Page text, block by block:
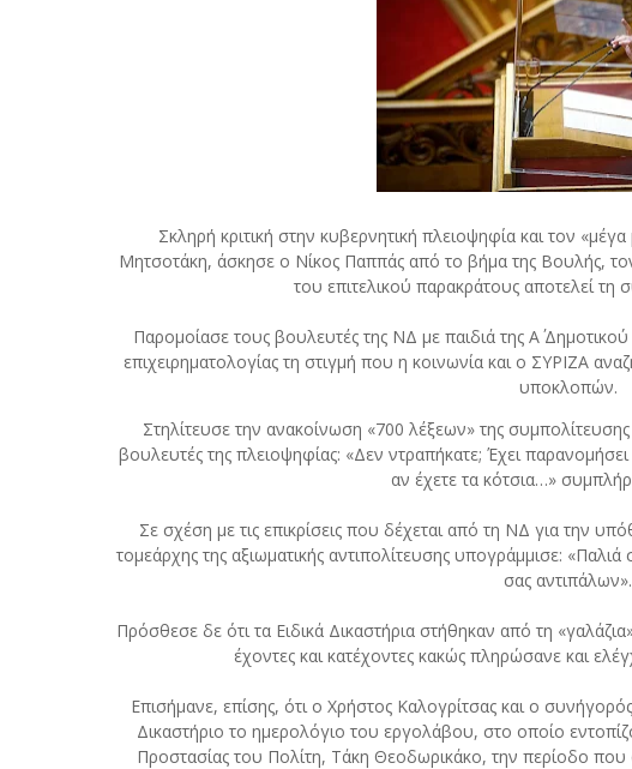
Σκληρή κριτική στην κυβερνητική πλειοψηφία και τον
Μητσοτάκη, άσκησε ο Νίκος Παππάς από το βήμα της Βουλής,
του επιτελικού παρακράτους αποτελεί τη
Παρομοίασε τους βουλευτές της ΝΔ με παιδιά της Α΄
επιχειρηματολογίας τη στιγμή που η κοινωνία και ο ΣΥΡΙΖΑ
υποκλοπών.
Στηλίτευσε την ανακοίνωση «700 λέξεων» της
βουλευτές της πλειοψηφίας: «Δεν ντραπήκατε; Έχει
αν έχετε τα κότσια…»
Σε σχέση με τις επικρίσεις που δέχεται από τη ΝΔ για την
τομεάρχης της αξιωματικής αντιπολίτευσης υπογράμμισε:
σας αντιπάλων».
Πρόσθεσε δε ότι τα Ειδικά Δικαστήρια στήθηκαν από τη
έχοντες και κατέχοντες κακώς πληρώσανε και
Επισήμανε, επίσης, ότι ο Χρήστος Καλογρίτσας και ο
Δικαστήριο το ημερολόγιο του εργολάβου, στο οποίο
Προστασίας του Πολίτη, Τάκη Θεοδωρικάκο, την περίοδο που